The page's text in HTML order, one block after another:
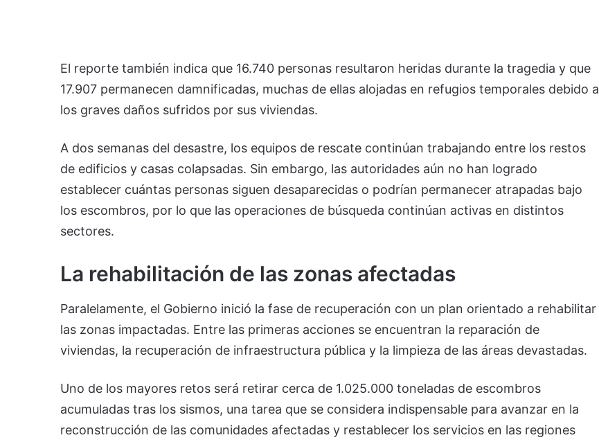
El reporte también indica que 16.740 personas resultaron heridas durante la tragedia y que
17.907 permanecen damnificadas, muchas de ellas alojadas en refugios temporales debido a
los graves daños sufridos por sus viviendas.
A dos semanas del desastre, los equipos de rescate continúan trabajando entre los restos
de edificios y casas colapsadas. Sin embargo, las autoridades aún no han logrado
establecer cuántas personas siguen desaparecidas o podrían permanecer atrapadas bajo
los escombros, por lo que las operaciones de búsqueda continúan activas en distintos
sectores.
La rehabilitación de las zonas afectadas
Paralelamente, el Gobierno inició la fase de recuperación con un plan orientado a rehabilitar
las zonas impactadas. Entre las primeras acciones se encuentran la reparación de
viviendas, la recuperación de infraestructura pública y la limpieza de las áreas devastadas.
Uno de los mayores retos será retirar cerca de 1.025.000 toneladas de escombros
acumuladas tras los sismos, una tarea que se considera indispensable para avanzar en la
reconstrucción de las comunidades afectadas y restablecer los servicios en las regiones